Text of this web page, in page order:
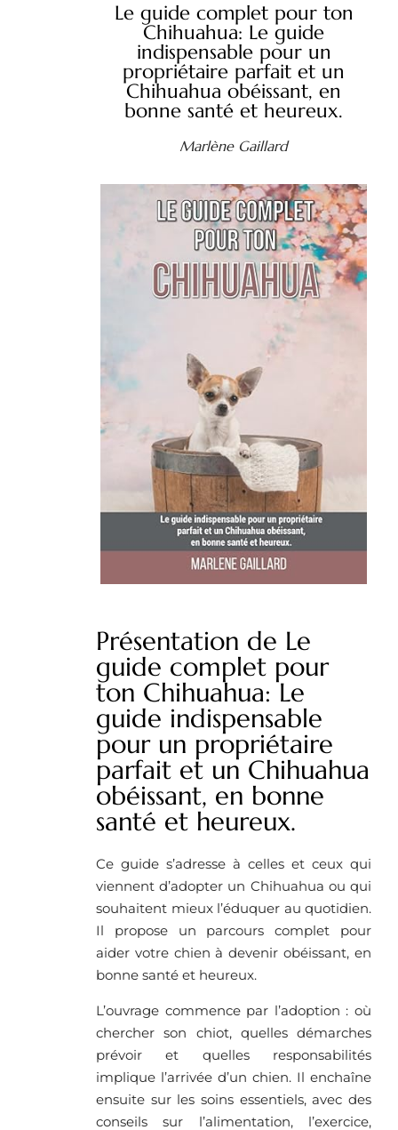
Le guide complet pour ton
Chihuahua: Le guide
indispensable pour un
propriétaire parfait et un
Chihuahua obéissant, en
bonne santé et heureux.
Marlène Gaillard
Présentation de Le
guide complet pour
ton Chihuahua: Le
guide indispensable
pour un propriétaire
parfait et un Chihuahua
obéissant, en bonne
santé et heureux.
Ce guide s’adresse à celles et ceux qui
viennent d’adopter un Chihuahua ou qui
souhaitent mieux l’éduquer au quotidien.
Il propose un parcours complet pour
aider votre chien à devenir obéissant, en
bonne santé et heureux.
L’ouvrage commence par l’adoption : où
chercher son chiot, quelles démarches
prévoir et quelles responsabilités
implique l’arrivée d’un chien. Il enchaîne
ensuite sur les soins essentiels, avec des
conseils sur l’alimentation, l’exercice,